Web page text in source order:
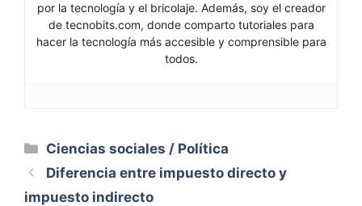
por la tecnología y el bricolaje. Además, soy el creador
de tecnobits.com, donde comparto tutoriales para
hacer la tecnología más accesible y comprensible para
todos.
Categorías
Ciencias sociales / Política
Diferencia entre impuesto directo y
impuesto indirecto